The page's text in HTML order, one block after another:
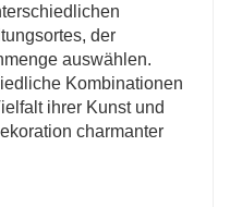
der
auswählen.
Kombinationen
ihrer Kunst und
charmanter